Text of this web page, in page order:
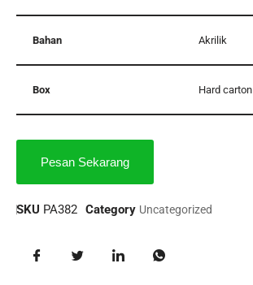
Bahan Akrilik
Box Hard carton
Pesan Sekarang
SKU PA382 Category Uncategorized